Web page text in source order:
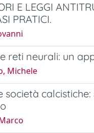
E LEGGI
PRATICI.
reti neurali: un
Michele
società